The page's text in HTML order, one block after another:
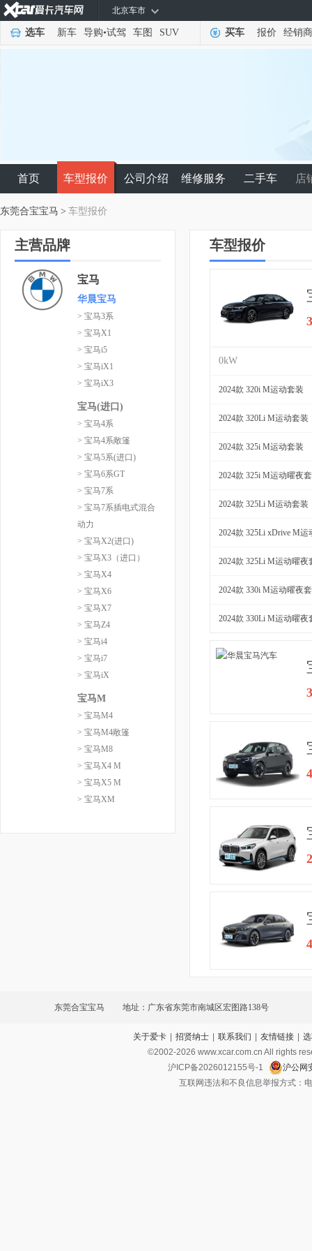
北京车市
选车 新车 导购•试驾 车图 SUV 买车 报价 经销商
首页 车型报价 公司介绍 维修服务 二手车 店
东莞合宝宝马 > 车型报价
主营品牌
宝马
华晨宝马
> 宝马3系
> 宝马X1
> 宝马i5
> 宝马iX1
> 宝马iX3
宝马(进口)
> 宝马4系
> 宝马4系敞篷
> 宝马5系(进口)
> 宝马6系GT
> 宝马7系
> 宝马7系插电式混合
动力
> 宝马X2(进口)
> 宝马X3（进口）
> 宝马X4
> 宝马X6
> 宝马X7
> 宝马Z4
> 宝马i4
> 宝马i7
> 宝马iX
宝马M
> 宝马M4
> 宝马M4敞篷
> 宝马M8
> 宝马X4 M
> 宝马X5 M
> 宝马XM
车型报价
0kW
2024款 320i M运动套装
2024款 320Li M运动套装
2024款 325i M运动套装
2024款 325i M运动曜夜
2024款 325Li M运动套装
2024款 325Li xDrive M运
2024款 325Li M运动曜夜
2024款 330i M运动曜夜
2024款 330Li M运动曜夜
东莞合宝宝马 地址：广东省东莞市南城区宏图路138号
关于爱卡 | 招贤纳士 | 联系我们 | 友情链接 |
©2002-2026 www.xcar.com.cn All rights
沪ICP备2026012155号-1
沪公网
互联网违法和不良信息举报方式：